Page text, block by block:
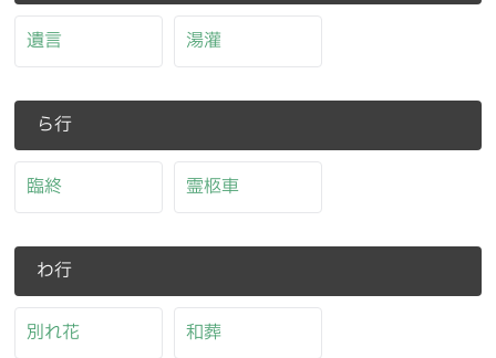
遺言 湯灌
ら行
臨終 霊柩車
わ行
別れ花 和葬